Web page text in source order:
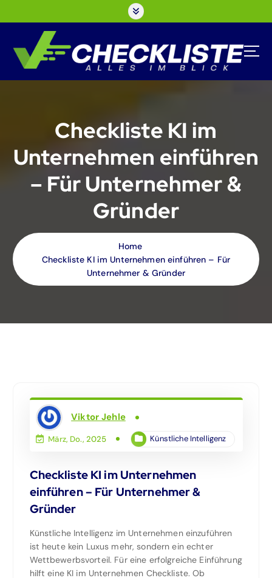
Checkliste KI im
Unternehmen einführen
– Für Unternehmer &
Gründer
Home
Checkliste KI im Unternehmen einführen – Für
Unternehmer & Gründer
Viktor Jehle
März, Do., 2025 Künstliche Intelligenz
Checkliste KI im Unternehmen
einführen – Für Unternehmer &
Gründer
Künstliche Intelligenz im Unternehmen einzuführen
ist heute kein Luxus mehr, sondern ein echter
Wettbewerbsvorteil. Für eine erfolgreiche Einführung
hilft eine KI im Unternehmen Checkliste. Ob